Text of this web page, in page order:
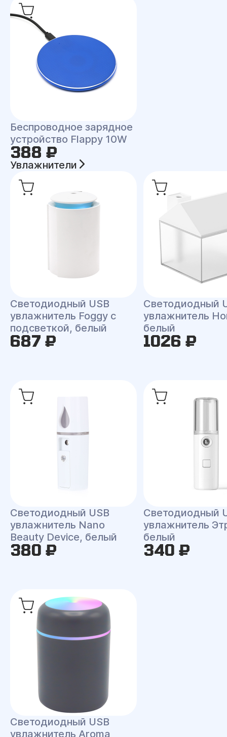
Беспроводное зарядное
устройство Flappy 10W
388 ₽
Увлажнители
Светодиодный USB
увлажнитель Foggy с
подсветкой, белый
687 ₽
Светодиодный
увлажнитель
белый
1026 ₽
Светодиодный USB
увлажнитель Nano
Beauty Device, белый
380 ₽
Светодиодный
увлажнитель
белый
340 ₽
Светодиодный USB
увлажнитель Aroma